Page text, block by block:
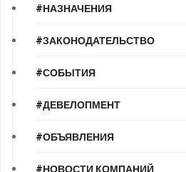
#НАЗНАЧЕНИЯ
#ЗАКОНОДАТЕЛЬСТВО
#СОБЫТИЯ
#ДЕВЕЛОПМЕНТ
#ОБЪЯВЛЕНИЯ